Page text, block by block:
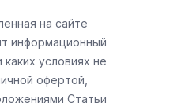
на сайте
информационный
условиях не
офертой,
Статьи